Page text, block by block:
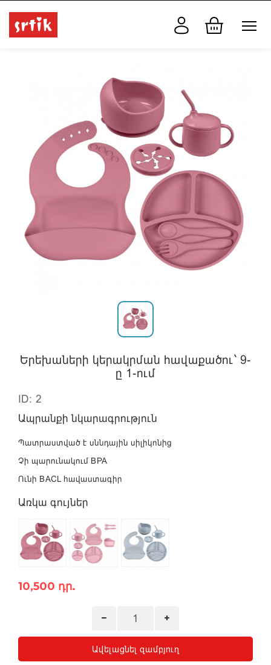
Երեխաների կերակրման հավաքածու` 9-
ը 1-ում
ID: 2
Ապրանքի նկարագրություն
Պատրաստված է սննդային սիլիկոնից
Չի պարունակում BPA
Ունի BACL հավաստագիր
Առկա գույներ
10,500 դր.
Ավելացնել զամբյուղ